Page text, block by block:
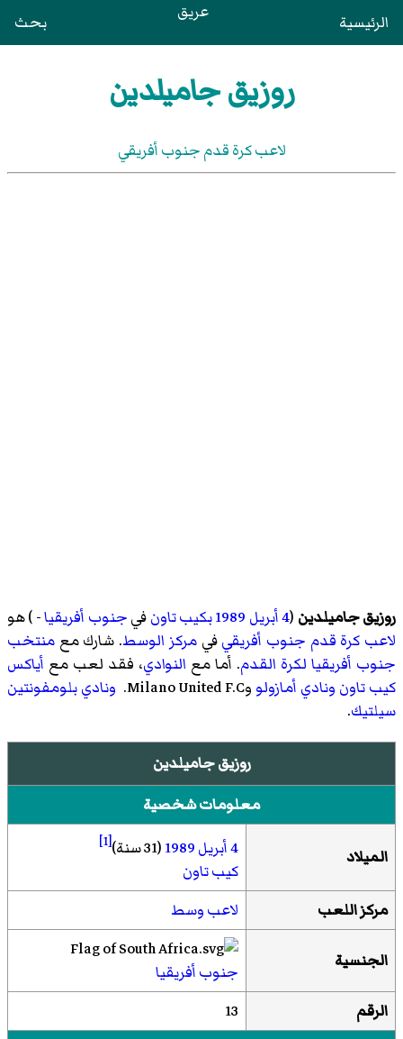
الرئيسية عريق بحث
روزيق جاميلدين
لاعب كرة قدم جنوب أفريقي
روزيق جاميلدين (4 أبريل 1989بكيب تاونفيجنوب أفريقيا- ) هو
لاعب كرة قدم جنوب أفريقيفيمركز الوسط. شارك مع منتخب
جنوب أفريقيا لكرة القدم. أما مع النوادي، فقد لعب مع أياكس
كيب تاون ونادي أمازولو وMilano United F.C.
ونادي بلومفونتين
سيلتيك.
روزيق جاميلدين
معلومات شخصية
الميلاد 4 أبريل 1989(31 سنة) [1]
كيب تاون
مركز اللعب
لاعب وسط
الجنسية
جنوب أفريقيا
الرقم
13